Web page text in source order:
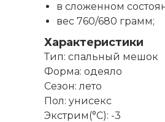
в сложенном
вес 760/680 грамм;
Характеристики
Тип: спальный мешок
Форма: одеяло
Сезон: лето
Пол: унисекс
Экстрим(°C): -3